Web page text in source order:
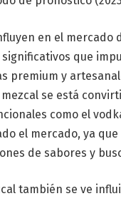
en el mercado
que
premium y
se está
como el
el mercado, ya
de sabores y
también se ve